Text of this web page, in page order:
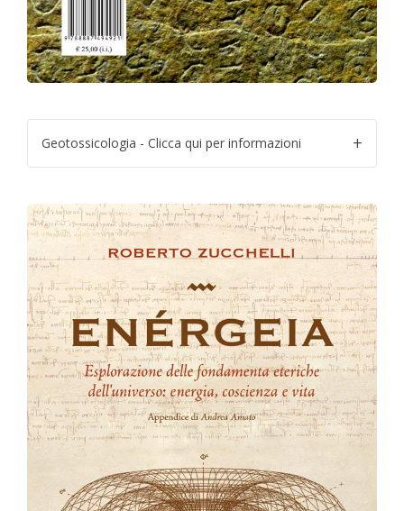
Geotossicologia - Clicca qui per informazioni